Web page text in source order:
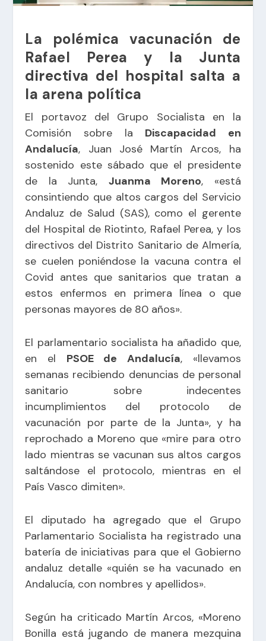
La polémica vacunación de
Rafael Perea y la Junta
directiva del hospital salta a
la arena política
El portavoz del Grupo Socialista en la
Comisión sobre la Discapacidad en
Andalucía, Juan José Martín Arcos, ha
sostenido este sábado que el presidente
de la Junta, Juanma Moreno, «está
consintiendo que altos cargos del Servicio
Andaluz de Salud (SAS), como el gerente
del Hospital de Riotinto, Rafael Perea, y los
directivos del Distrito Sanitario de Almería,
se cuelen poniéndose la vacuna contra el
Covid antes que sanitarios que tratan a
estos enfermos en primera línea o que
personas mayores de 80 años».
El parlamentario socialista ha añadido que,
en el PSOE de Andalucía, «llevamos
semanas recibiendo denuncias de personal
sanitario sobre indecentes
incumplimientos del protocolo de
vacunación por parte de la Junta», y ha
reprochado a Moreno que «mire para otro
lado mientras se vacunan sus altos cargos
saltándose el protocolo, mientras en el
País Vasco dimiten».
El diputado ha agregado que el Grupo
Parlamentario Socialista ha registrado una
batería de iniciativas para que el Gobierno
andaluz detalle «quién se ha vacunado en
Andalucía, con nombres y apellidos».
Según ha criticado Martín Arcos, «Moreno
Bonilla está jugando de manera mezquina